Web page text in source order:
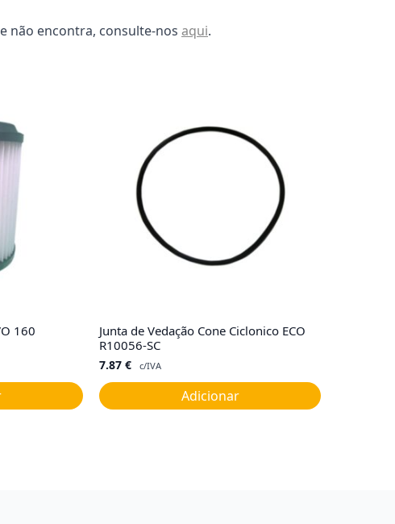
não encontra, consulte-nos aqui.
160
Junta de Vedação Cone Ciclonico ECO
R10056-SC
7.87 € c/IVA
Adicionar